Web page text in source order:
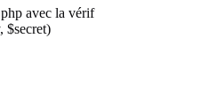
avec la vérif
$secret)